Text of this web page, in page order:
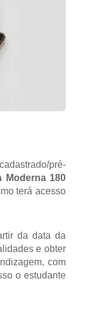
pré-
Moderna 180
terá acesso
da data da
e obter
com
o estudante